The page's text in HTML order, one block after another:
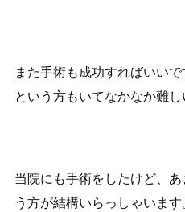
また手術も成功すればいい
という方もいてなかなか難し
当院にも手術をしたけど、
う方が結構いらっしゃいます。